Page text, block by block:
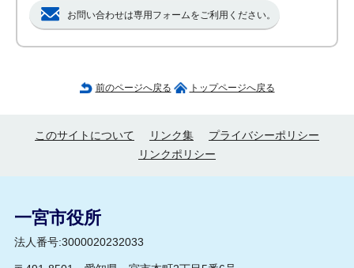
お問い合わせは専用フォームをご利用ください。
前のページへ戻る トップページへ戻る
このサイトについて リンク集
プライバシーポリシー
リンクポリシー
一宮市役所
法人番号:3000020232033